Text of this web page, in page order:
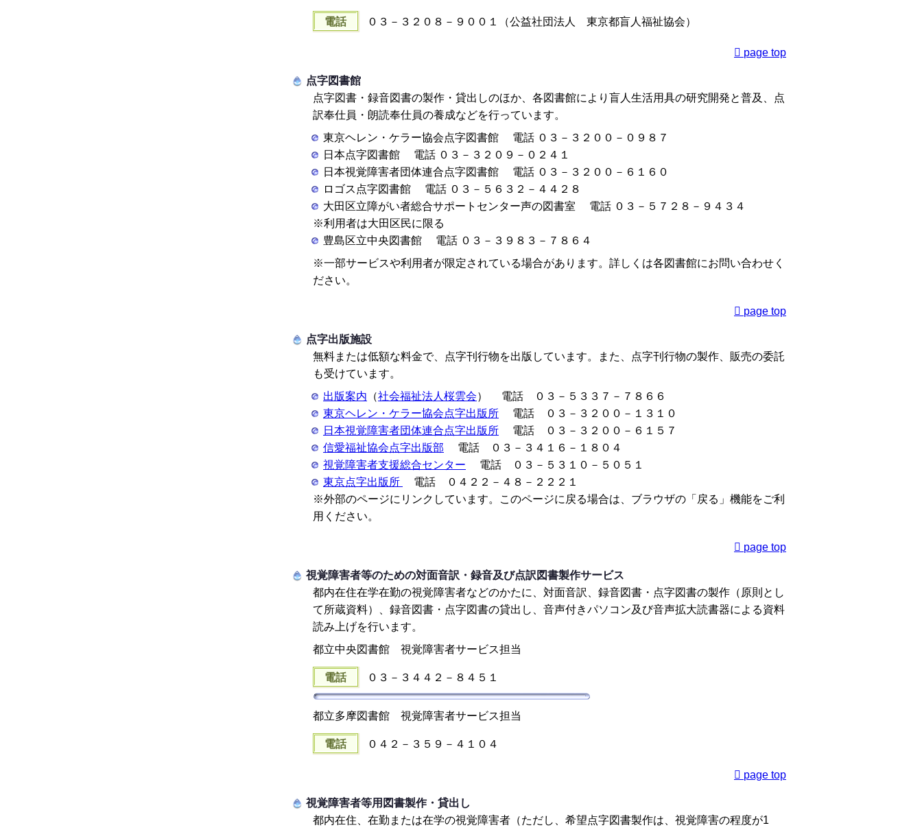
電話 ０３－３２０８－９００１（公益社団法人 東京都盲人福祉協会）
page top
点字図書館
点字図書・録音図書の製作・貸出しのほか、各図書館により盲人生活用具の研究開発と普及、点
訳奉仕員・朗読奉仕員の養成などを行っています。
東京ヘレン・ケラー協会点字図書館 電話 ０３－３２００－０９８７
日本点字図書館 電話 ０３－３２０９－０２４１
日本視覚障害者団体連合点字図書館 電話 ０３－３２００－６１６０
ロゴス点字図書館 電話 ０３－５６３２－４４２８
大田区立障がい者総合サポートセンター声の図書室 電話 ０３－５７２８－９４３４
※利用者は大田区民に限る
豊島区立中央図書館 電話 ０３－３９８３－７８６４
※一部サービスや利用者が限定されている場合があります。詳しくは各図書館にお問い合わせく
ださい。
page top
点字出版施設
無料または低額な料金で、点字刊行物を出版しています。また、点字刊行物の製作、販売の委託
も受けています。
出版案内 （社会福祉法人桜雲会） 電話 ０３－５３３７－７８６６
東京ヘレン・ケラー協会点字出版所 電話 ０３－３２００－１３１０
日本視覚障害者団体連合点字出版所 電話 ０３－３２００－６１５７
信愛福祉協会点字出版部 電話 ０３－３４１６－１８０４
視覚障害者支援総合センター 電話 ０３－５３１０－５０５１
東京点字出版所
電話 ０４２２－４８－２２２１
※外部のページにリンクしています。このページに戻る場合は、ブラウザの「戻る」機能をご利
用ください。
page top
視覚障害者等のための対面音訳・録音及び点訳図書製作サービス
都内在住在学在勤の視覚障害者などのかたに、対面音訳、録音図書・点字図書の製作（原則とし
て所蔵資料）、録音図書・点字図書の貸出し、音声付きパソコン及び音声拡大読書器による資料
読み上げを行います。
都立中央図書館 視覚障害者サービス担当
電話 ０３－３４４２－８４５１
都立多摩図書館 視覚障害者サービス担当
電話 ０４２－３５９－４１０４
page top
視覚障害者等用図書製作・貸出し
都内在住、在勤または在学の視覚障害者（ただし、希望点字図書製作は、視覚障害の程度が1